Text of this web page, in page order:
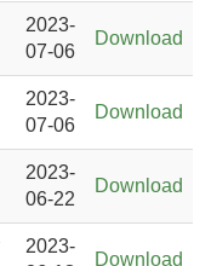
2023-
07-06
Download
2023-
07-06
Download
2023-
06-22
Download
2023-
Download